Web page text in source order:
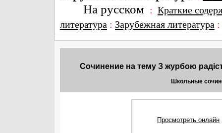
На русском : Краткие
литература : Зарубежная литература
Сочинение на тему З жуpбою
Школьные
Просмотреть онлайн